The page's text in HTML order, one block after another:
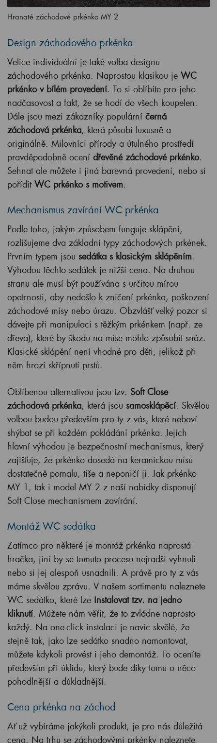
Hranaté záchodové prkénko MY 2
Design záchodového prkénka
Velice individuální je také volba designu
záchodového prkénka. Naprostou klasikou je WC
prkénko v bílém provedení. To si oblíbíte pro jeho
nadčasovost a fakt, že se hodí do všech koupelen.
Dále jsou mezi zákazníky populární černá
záchodová prkénka, která působí luxusně a
originálně. Milovníci přírody a útulného prostředí
pravděpodobně ocení dřevěné záchodové prkénko.
Sehnat ale můžete i jiná barevná provedení, nebo si
pořídit WC prkénko s motivem.
Mechanismus zavírání WC prkénka
Podle toho, jakým způsobem funguje sklápění,
rozlišujeme dva základní typy záchodových prkének.
Prvním typem jsou sedátka s klasickým sklápěním.
Výhodou těchto sedátek je nižší cena. Na druhou
stranu ale musí být používána s určitou mírou
opatrnosti, aby nedošlo k zničení prkénka, poškození
záchodové mísy nebo úrazu. Obzvlášť velký pozor si
dávejte při manipulaci s těžkým prkénkem (např. ze
dřeva), které by škodu na míse mohlo způsobit snáz.
Klasické sklápění není vhodné pro děti, jelikož při
něm hrozí skřípnutí prstů.
Oblíbenou alternativou jsou tzv. Soft Close
záchodová prkénka, která jsou samosklápěcí. Skvělou
volbou budou především pro ty z vás, které nebaví
shýbat se při každém pokládání prkénka. Jejich
hlavní výhodou je bezpečnostní mechanismus, který
zajišťuje, že prkénko dosedá na keramickou mísu
dostatečně pomalu, tiše a neponičí ji. Jak prkénko
MY 1, tak i model MY 2 z naší nabídky disponují
Soft Close mechanismem zavírání.
Montáž WC sedátka
Zatímco pro některé je montáž prkénka naprostá
hračka, jiní by se tomuto procesu nejradši vyhnuli
nebo si jej alespoň usnadnili. A právě pro ty z vás
máme skvělou zprávu. V našem sortimentu naleznete
WC sedátko, které lze instalovat tzv. na jedno
kliknutí. Můžete nám věřit, že to zvládne naprosto
každý. Na one-click instalaci je navíc skvělé, že
stejně tak, jako lze sedátko snadno namontovat,
můžete kdykoli provést i jeho demontáž. To oceníte
především při úklidu, který bude díky tomu o něco
pohodlnější a důkladnější.
Cena prkénka na záchod
Ať už vybíráme jakýkoli produkt, je pro nás důležitá
cena. Na trhu se záchodovými prkénky naleznete